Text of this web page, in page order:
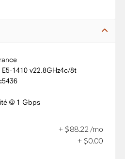
1410 v22.8GHz4c/8t
5436
@ 1 Gbps
+ $88.22 /mo
+ $0 00